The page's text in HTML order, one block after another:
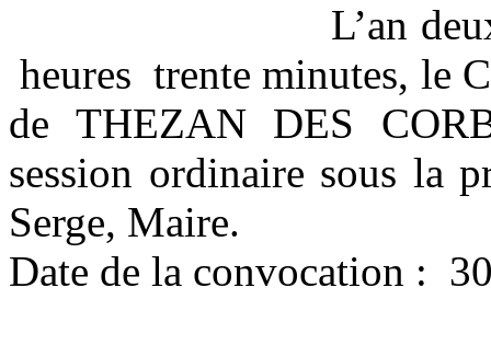
L’an
heures trente minutes, le
de THEZAN DES
session ordinaire sous la
Serge, Maire.
Date de la convocation :